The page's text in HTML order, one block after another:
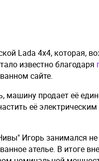
Lada 4x4, которая,
известно благодаря
сайте.
машину продает её
её
Игорь занимался
ателье. В итоге